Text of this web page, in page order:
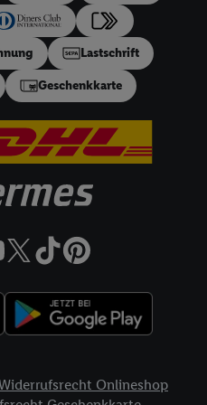
von 10 €. Es gilt
p.a, entspricht einem
Repräsentatives Beispiel
200 €,
Raten à 17.68 €, eff.
KG, Bonfelder Straße 2,
Coupon:
für Lidl Plus Nutzer bei
App vorgegebenen
befindlichen Artikel
ist, beträgt der
der jeweils geltende
in Folge einer Teilretoure
nach Aktivierung
Lastschrift
Geschenkkarte
Onlineshop